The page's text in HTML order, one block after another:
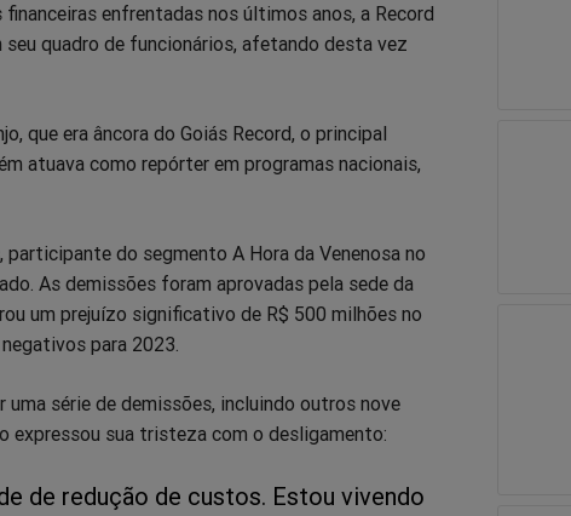
no
enfrentadas nos últimos anos, a Record
quadro de funcionários, afetando desta vez
que era âncora do Goiás Record, o principal
atuava como repórter em programas nacionais,
do segmento A Hora da Venenosa no
As demissões foram aprovadas pela sede da
um prejuízo significativo de R$ 500 milhões no
para 2023.
uma série de demissões, incluindo outros nove
expressou sua tristeza com o desligamento:
de redução de custos. Estou vivendo